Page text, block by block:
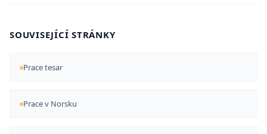
SOUVISEJÍCÍ STRÁNKY
Prace tesar
Prace v Norsku